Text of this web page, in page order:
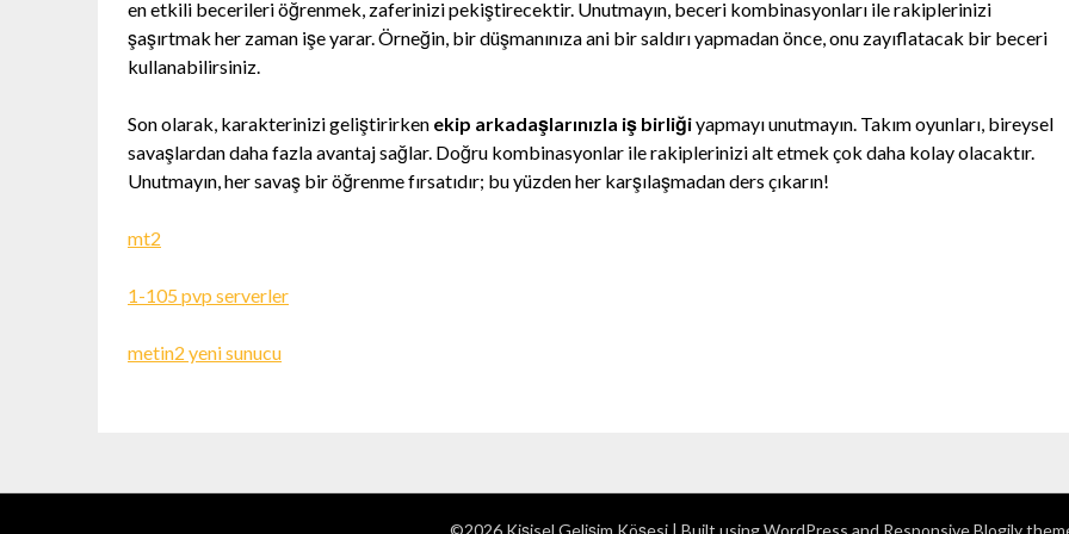
en etkili becerileri öğrenmek, zaferinizi pekiştirecektir. Unutmayın, beceri kombinasyonları ile rakiplerinizi
şaşırtmak her zaman işe yarar. Örneğin, bir düşmanınıza ani bir saldırı yapmadan önce, onu zayıflatacak bir beceri
kullanabilirsiniz.
Son olarak, karakterinizi geliştirirken ekip arkadaşlarınızla iş birliğiyapmayı unutmayın. Takım oyunları, bireysel
savaşlardan daha fazla avantaj sağlar. Doğru kombinasyonlar ile rakiplerinizi alt etmek çok daha kolay olacaktır.
Unutmayın, her savaş bir öğrenme fırsatıdır; bu yüzden her karşılaşmadan ders çıkarın!
mt2
1-105 pvp serverler
metin2 yeni sunucu